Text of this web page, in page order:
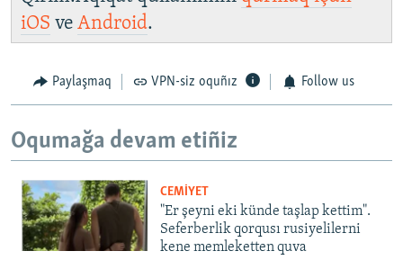
iOS ve Android.
Paylaşmaq VPN-siz oquñız Follow us
Oqumağa devam etiñiz
CEMİYET
"Er şeyni eki künde taşlap kettim".
Seferberlik qorqusı rusiyelilerni
kene memleketten quva